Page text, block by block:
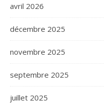
avril 2026
décembre 2025
novembre 2025
septembre 2025
juillet 2025